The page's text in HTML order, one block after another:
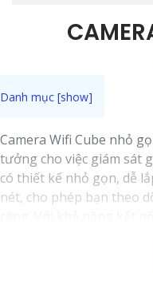
Camera Wifi Cube nhỏ
tưởng cho việc giám sát
có thiết kế nhỏ gọn, dễ
nét, cho phép bạn theo
hoặc lưu trữ hình ảnh
thông minh. Đèn hồng
ban đêm mà không làm